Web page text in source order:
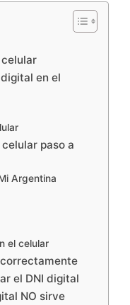
en el
paso a
Argentina
el celular
el DNI digital
NO sirve